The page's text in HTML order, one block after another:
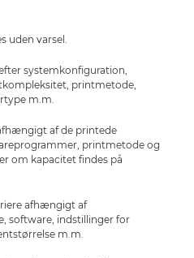
uden varsel.
systemkonfiguration,
printmetode,
m.m.
af de printede
printmetode og
om kapacitet findes på
afhængigt af
software, indstillinger for
m.m.